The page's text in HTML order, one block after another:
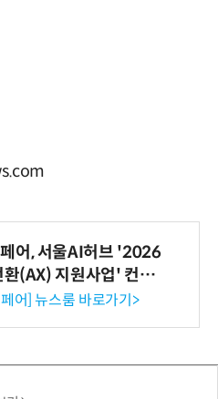
어, 서울AI허브 '2026
환(AX) 지원사업' 컨소
정
어] 뉴스룸 바로가기>